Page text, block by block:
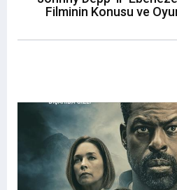
Filminin Konusu ve